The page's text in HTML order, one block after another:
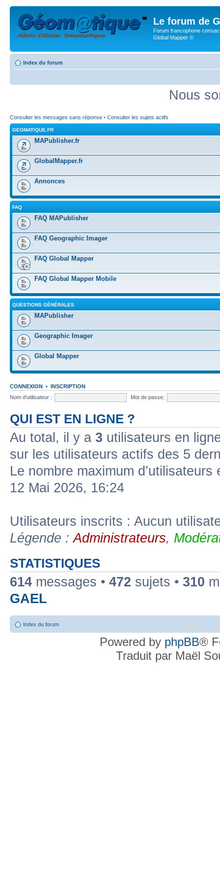
Le forum de
Forum francophone
Global Mapper ©
Index du forum
Nous
Consulter les messages sans réponse • Consulter les sujets actifs
GEOMATIQUE.FR
MAPublisher.fr
GlobalMapper.fr
Annonces
FAQ
FAQ MAPublisher
FAQ Geographic Imager
FAQ Global Mapper
FAQ Global Mapper Mobile
QUESTIONS GÉNÉRALES
MAPublisher
Geographic Imager
Global Mapper
CONNEXION • INSCRIPTION
Nom d’utilisateur :
Mot de passe:
QUI EST EN LIGNE ?
Au total, il y a 3 utilisateurs en
sur les utilisateurs actifs des 5
Le nombre maximum
12 Mai 2026, 16:24
Utilisateurs inscrits : Aucun
Légende :Administrateurs,
STATISTIQUES
614 messages • 472 sujets • 310
GAEL
Index du forum
Powered by phpBB®
Traduit par Maël